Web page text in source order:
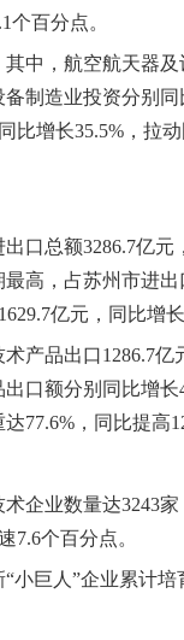
个百分点。
，航空航天器及
制造业投资分别同
比增长35.5%，拉
总额3286.7亿元
高，占苏州市进
亿元，同比增
品出口1286.7亿
口额分别同比增长
77.6%，同比提高
业数量达3243家
7.6个百分点。
巨人”企业累计培